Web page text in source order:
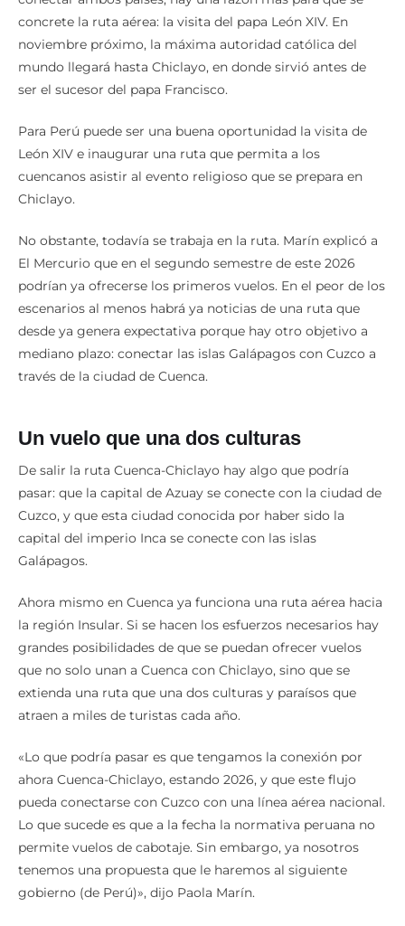
concrete la ruta aérea: la visita del papa León XIV. En
noviembre próximo, la máxima autoridad católica del
mundo llegará hasta Chiclayo, en donde sirvió antes de
ser el sucesor del papa Francisco.
Para Perú puede ser una buena oportunidad la visita de
León XIV e inaugurar una ruta que permita a los
cuencanos asistir al evento religioso que se prepara en
Chiclayo.
No obstante, todavía se trabaja en la ruta. Marín explicó a
El Mercurio que en el segundo semestre de este 2026
podrían ya ofrecerse los primeros vuelos. En el peor de los
escenarios al menos habrá ya noticias de una ruta que
desde ya genera expectativa porque hay otro objetivo a
mediano plazo: conectar las islas Galápagos con Cuzco a
través de la ciudad de Cuenca.
Un vuelo que una dos culturas
De salir la ruta Cuenca-Chiclayo hay algo que podría
pasar: que la capital de Azuay se conecte con la ciudad de
Cuzco, y que esta ciudad conocida por haber sido la
capital del imperio Inca se conecte con las islas
Galápagos.
Ahora mismo en Cuenca ya funciona una ruta aérea hacia
la región Insular. Si se hacen los esfuerzos necesarios hay
grandes posibilidades de que se puedan ofrecer vuelos
que no solo unan a Cuenca con Chiclayo, sino que se
extienda una ruta que una dos culturas y paraísos que
atraen a miles de turistas cada año.
«Lo que podría pasar es que tengamos la conexión por
ahora Cuenca-Chiclayo, estando 2026, y que este flujo
pueda conectarse con Cuzco con una línea aérea nacional.
Lo que sucede es que a la fecha la normativa peruana no
permite vuelos de cabotaje. Sin embargo, ya nosotros
tenemos una propuesta que le haremos al siguiente
gobierno (de Perú)», dijo Paola Marín.